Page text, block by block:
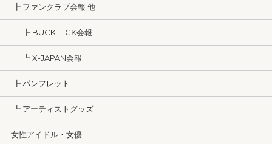
┣ ファンクラブ会報 他
┣ BUCK-TICK会報
┗ X-JAPAN会報
┣ パンフレット
┗ アーティストグッズ
女性アイドル・女優